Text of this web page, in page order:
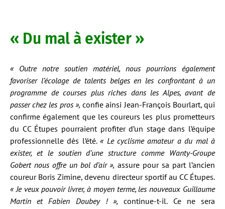
« Du mal à exister »
« Outre notre soutien matériel, nous pourrions également
favoriser l’écolage de talents belges en les confrontant à un
programme de courses plus riches dans les Alpes, avant de
passer chez les pros », confie ainsi Jean-François Bourlart, qui
confirme également que les coureurs les plus prometteurs
du CC Étupes pourraient profiter d’un stage dans l’équipe
professionnelle dès l’été.« Le cyclisme amateur a du mal à
exister, et le soutien d’une structure comme Wanty-Groupe
Gobert nous offre un bol d’air », assure pour sa part l’ancien
coureur Boris Zimine, devenu directeur sportif au CC Étupes.
« Je veux pouvoir livrer, à moyen terme, les nouveaux Guillaume
Martin et Fabien Doubey ! », continue-t-il. Ce ne sera